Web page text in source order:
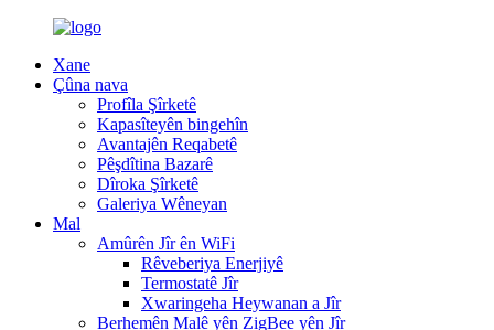
Xane
Çûna nava
Profîla Şîrketê
Kapasîteyên bingehîn
Avantajên Reqabetê
Pêşdîtina Bazarê
Dîroka Şîrketê
Galeriya Wêneyan
Mal
Amûrên Jîr ên WiFi
Rêveberiya Enerjiyê
Termostatê Jîr
Xwaringeha Heywanan a Jîr
Berhemên Malê yên ZigBee yên Jîr